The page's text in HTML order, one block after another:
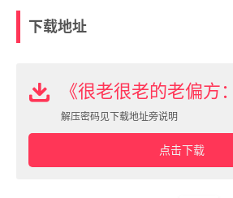
下载地址
《很老很老的老偏方：大病小病一
解压密码见下载地址旁说明
点击下载